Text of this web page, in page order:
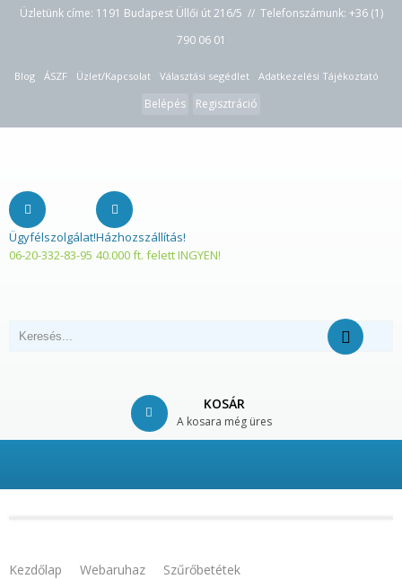
Üzletünk címe: 1191 Budapest Üllői út 216/5 // Telefonszámunk: +36 (1)
790 06 01
Blog ÁSZF Üzlet/Kapcsolat Választási segédlet Adatkezelési Tájékoztató
Belépés Regisztráció
Ügyfélszolgálat!
06-20-332-83-95
Házhozszállítás!
40.000 ft. felett INGYEN!
KOSÁR
A kosara még üres
Kezdőlap Webaruhaz
Szűrőbetétek